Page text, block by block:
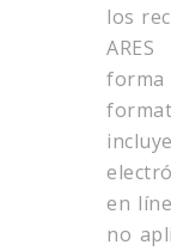
los
en
no